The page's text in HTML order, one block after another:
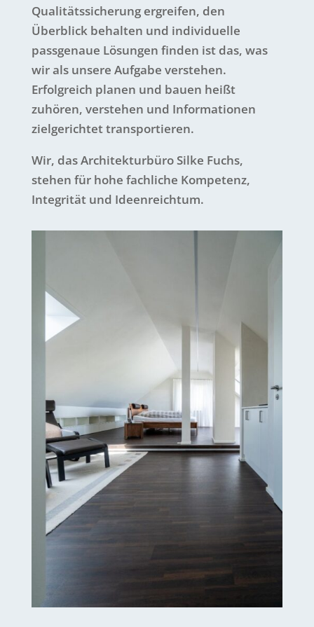
Qualitätssicherung ergreifen, den
Überblick behalten und individuelle
passgenaue Lösungen finden ist das, was
wir als unsere Aufgabe verstehen.
Erfolgreich planen und bauen heißt
zuhören, verstehen und Informationen
zielgerichtet transportieren.
Wir, das Architekturbüro Silke Fuchs,
stehen für hohe fachliche Kompetenz,
Integrität und Ideenreichtum.